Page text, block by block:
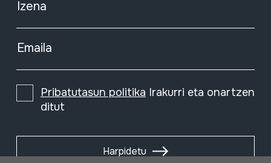
Izena
Emaila
Pribatutasun politika Irakurri eta onartzen
ditut
Harpidetu